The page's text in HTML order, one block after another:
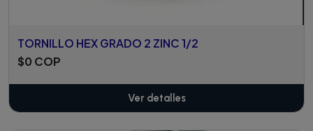
TORNILLO HEX GRADO 2 ZINC 1/2
$0 COP
Ver detalles